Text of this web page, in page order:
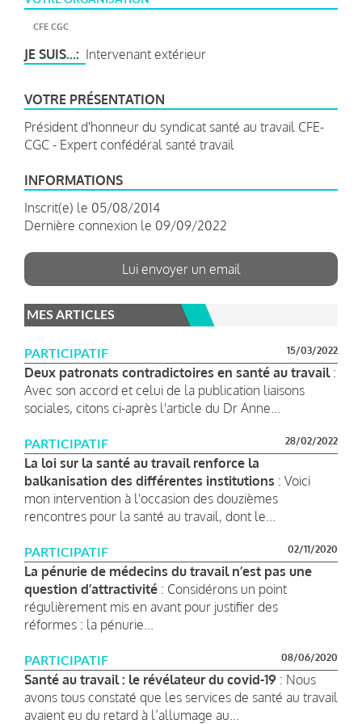
CFE CGC
JE SUIS... Intervenant extérieur
VOTRE PRÉSENTATION
Président d'honneur du syndicat santé au travail CFE-
CGC - Expert confédéral santé travail
INFORMATIONS
Inscrit(e) le 05/08/2014
Dernière connexion le 09/09/2022
Lui envoyer un email
MES ARTICLES
PARTICIPATIF 15/03/2022
Deux patronats contradictoires en santé au travail:
Avec son accord et celui de la publication liaisons
sociales, citons ci-après l'article du Dr Anne...
PARTICIPATIF 28/02/2022
La loi sur la santé au travail renforce la
balkanisation des différentes institutions : Voici
mon intervention à l'occasion des douzièmes
rencontres pour la santé au travail, dont le...
PARTICIPATIF 02/11/2020
La pénurie de médecins du travail n’est pas une
question d’attractivité : Considérons un point
régulièrement mis en avant pour justifier des
réformes : la pénurie...
PARTICIPATIF 08/06/2020
Santé au travail : le révélateur du covid-19 : Nous
avons tous constaté que les services de santé au travail
avaient eu du retard à l’allumage au...